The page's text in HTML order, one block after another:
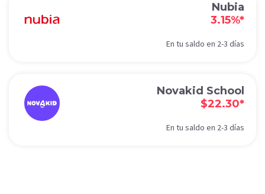
Nubia
3.15%*
En tu saldo en 2-3 días
Novakid School
$22.30*
En tu saldo en 2-3 días